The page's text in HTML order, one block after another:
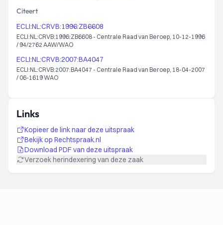
Citeert
ECLI:NL:CRVB:1996:ZB6608
ECLI:NL:CRVB:1996:ZB6608 - Centrale Raad van Beroep, 10-12-1996
/ 94/2762 AAW/WAO
ECLI:NL:CRVB:2007:BA4047
ECLI:NL:CRVB:2007:BA4047 - Centrale Raad van Beroep, 18-04-2007
/ 06-1619 WAO
Links
Kopieer de link naar deze uitspraak
Bekijk op Rechtspraak.nl
Download PDF van deze uitspraak
Verzoek herindexering van deze zaak